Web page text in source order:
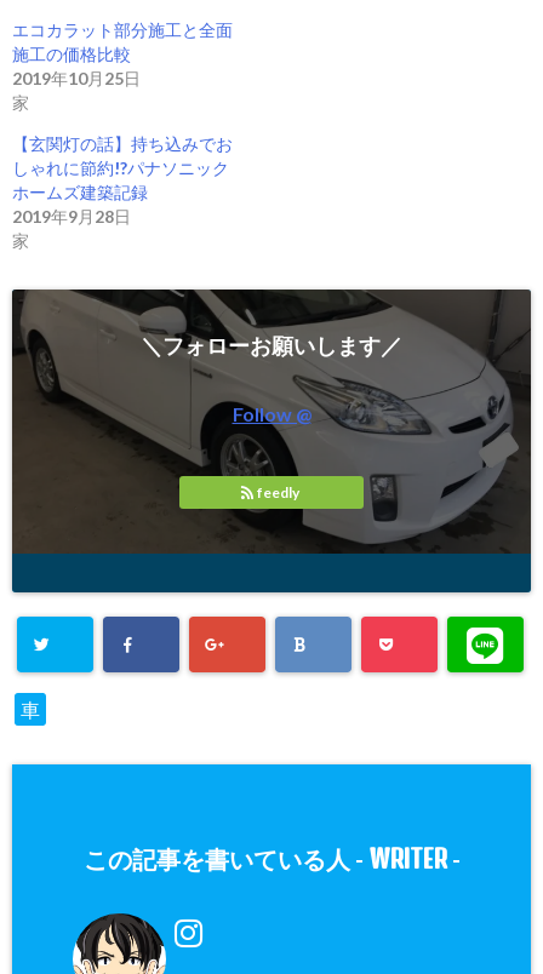
ウ
ィ
ン
ド
ウ
き
ま
す
)
て
く
だ
さ
い
し
い
ウ
ィ
ン
ド
ウ
ま
す
エコカラット部分施工と全面
施工の価格比較
2019年10月25日
家
【玄関灯の話】持ち込みでお
しゃれに節約!?パナソニック
ホームズ建築記録
2019年9月28日
家
＼フォローお願いします／
Follow @
feedly
車
この記事を書いている人 - WRITER-